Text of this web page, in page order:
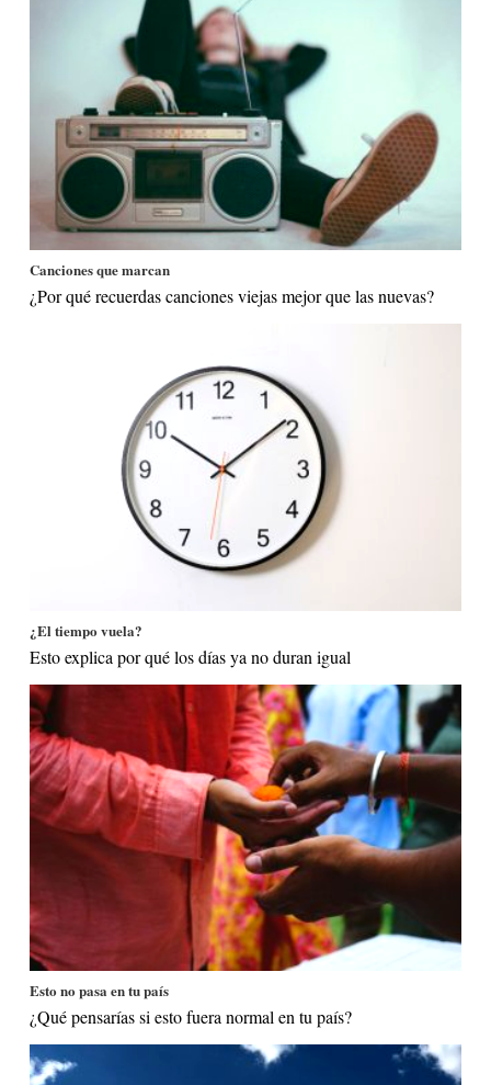
Canciones que marcan
¿Por qué recuerdas canciones viejas mejor que las nuevas?
¿El tiempo vuela?
Esto explica por qué los días ya no duran igual
Esto no pasa en tu país
¿Qué pensarías si esto fuera normal en tu país?